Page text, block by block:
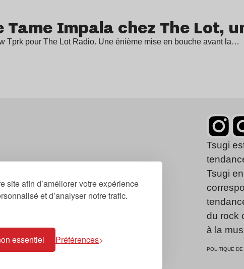
site afin d’améliorer votre expérience
et d’analyser notre trafic.
essentiel Préférences
Tame Impala chez The Lot,
Tprk pour The Lot Radio. Une énième mise en bouche avant la…
S'abonner
Tsugi
Tsugi
du rock
à la
POLITIQUE